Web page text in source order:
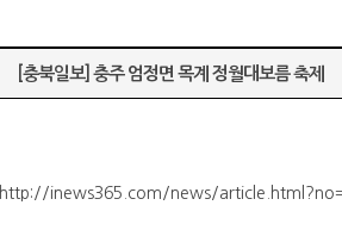
[충북일보] 충주 엄정면 목계 정월대보름 축제
http://inews365.com/news/